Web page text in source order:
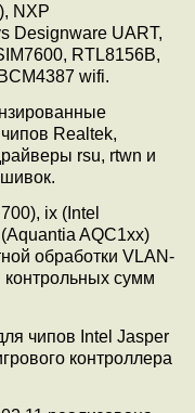
NXP
Designware UART,
RTL8156B,
wifi.
Realtek,
rsu, rtwn и
ix (Intel
AQC1xx)
обработки VLAN-
контрольных сумм
чипов Intel Jasper
контроллера